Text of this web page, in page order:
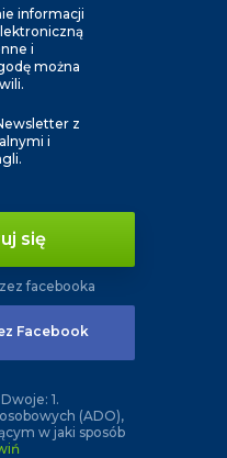
informacji
i
można
z
i
się
facebooka
Facebook
1.
(ADO),
w jaki sposób